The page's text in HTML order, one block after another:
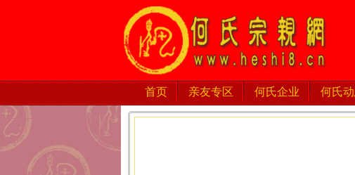
首页 亲友专区 何氏企业 何氏